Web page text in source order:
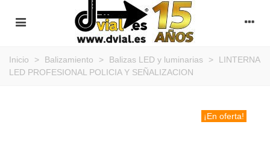
Inicio > Balizamiento > Balizas LED y luminarias >
LINTERNA
LED PROFESIONAL POLICIA Y SEÑALIZACION
¡En oferta!